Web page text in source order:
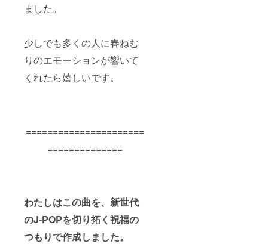
ました。
少しでも多くの人に春ねむ
りのエモーションが響いて
くれたら嬉しいです。
======================
==============
わたしはこの曲を、新世代
のJ-POPを切り拓く祝福の
つもりで作成しました。